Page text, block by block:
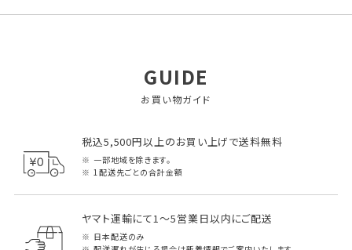
GUIDE
お買い物ガイド
税込5,500円以上のお買い上げで送料無料
一部地域を除きます。
1配送先ごとの合計金額
ヤマト運輸にて1～5営業日以内にご配送
日本配送のみ